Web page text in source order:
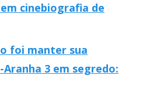
cinebiografia de
foi manter sua
3 em segredo: